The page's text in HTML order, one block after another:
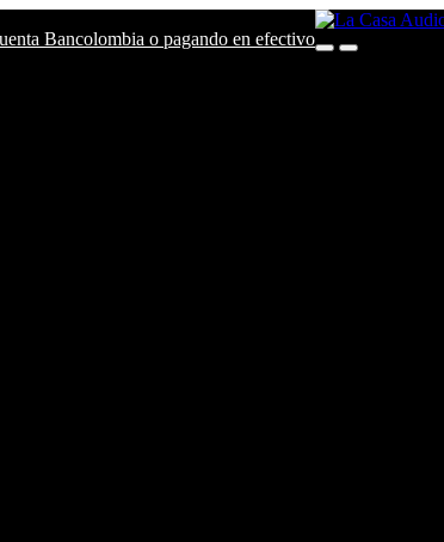
Bancolombia o pagando en efectivo